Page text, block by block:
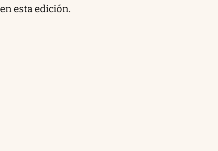
en esta edición.